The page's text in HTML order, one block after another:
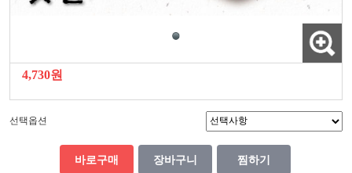
4,730원
선택옵션
바로구매 장바구니 찜하기